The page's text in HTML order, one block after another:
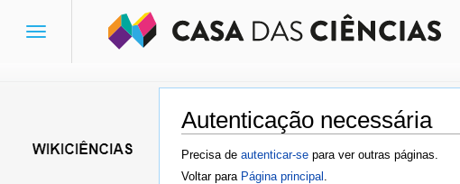
Autenticação necessária
Ir para:navegação,pesquisa
Precisa de autenticar-se para ver outras páginas.
Voltar para Página principal
Toggle